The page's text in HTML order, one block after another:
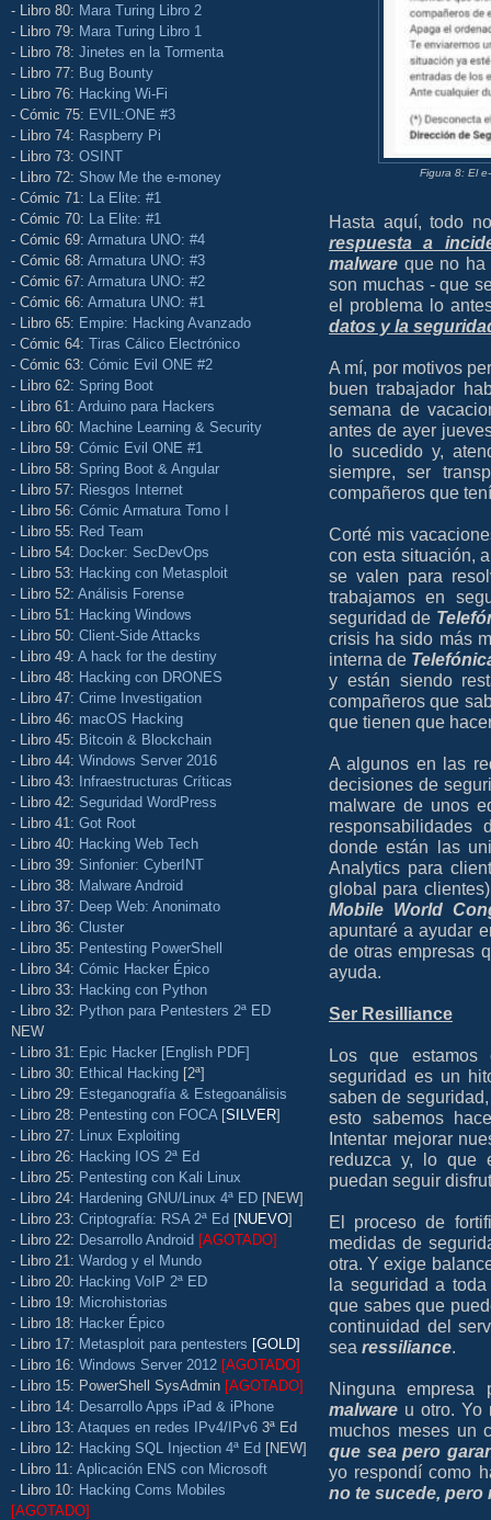
- Libro 80: Mara Turing Libro 2
- Libro 79: Mara Turing Libro 1
- Libro 78: Jinetes en la Tormenta
- Libro 77: Bug Bounty
- Libro 76: Hacking Wi-Fi
- Cómic 75: EVIL:ONE #3
- Libro 74: Raspberry Pi
- Libro 73: OSINT
- Libro 72: Show Me the e-money
- Cómic 71: La Elite: #1
- Cómic 70: La Elite: #1
- Cómic 69: Armatura UNO: #4
- Cómic 68: Armatura UNO: #3
- Cómic 67: Armatura UNO: #2
- Cómic 66: Armatura UNO: #1
- Libro 65: Empire: Hacking Avanzado
- Cómic 64: Tiras Cálico Electrónico
- Cómic 63: Cómic Evil ONE #2
- Libro 62: Spring Boot
- Libro 61: Arduino para Hackers
- Libro 60: Machine Learning & Security
- Libro 59: Cómic Evil ONE #1
- Libro 58: Spring Boot & Angular
- Libro 57: Riesgos Internet
- Libro 56: Cómic Armatura Tomo I
- Libro 55: Red Team
- Libro 54: Docker: SecDevOps
- Libro 53: Hacking con Metasploit
- Libro 52: Análisis Forense
- Libro 51: Hacking Windows
- Libro 50: Client-Side Attacks
- Libro 49: A hack for the destiny
- Libro 48: Hacking con DRONES
- Libro 47: Crime Investigation
- Libro 46: macOS Hacking
- Libro 45: Bitcoin & Blockchain
- Libro 44: Windows Server 2016
- Libro 43: Infraestructuras Críticas
- Libro 42: Seguridad WordPress
- Libro 41: Got Root
- Libro 40: Hacking Web Tech
- Libro 39: Sinfonier: CyberINT
- Libro 38: Malware Android
- Libro 37: Deep Web: Anonimato
- Libro 36: Cluster
- Libro 35: Pentesting PowerShell
- Libro 34: Cómic Hacker Épico
- Libro 33: Hacking con Python
- Libro 32: Python para Pentesters 2ª ED
NEW
- Libro 31: Epic Hacker [English PDF]
- Libro 30: Ethical Hacking [2ª]
- Libro 29: Esteganografía & Estegoanálisis
- Libro 28: Pentesting con FOCA [SILVER]
- Libro 27: Linux Exploiting
- Libro 26: Hacking IOS 2ª Ed
- Libro 25: Pentesting con Kali Linux
- Libro 24: Hardening GNU/Linux 4ª ED [NEW]
- Libro 23: Criptografía: RSA 2ª Ed [NUEVO]
- Libro 22: Desarrollo Android [AGOTADO]
- Libro 21: Wardog y el Mundo
- Libro 20: Hacking VoIP 2ª ED
- Libro 19: Microhistorias
- Libro 18: Hacker Épico
- Libro 17: Metasploit para pentesters [GOLD]
- Libro 16: Windows Server 2012 [AGOTADO]
- Libro 15: PowerShell SysAdmin [AGOTADO]
- Libro 14: Desarrollo Apps iPad & iPhone
- Libro 13: Ataques en redes IPv4/IPv6 3ª Ed
- Libro 12: Hacking SQL Injection 4ª Ed [NEW]
- Libro 11: Aplicación ENS con Microsoft
- Libro 10: Hacking Coms Mobiles
[AGOTADO]
Figura 8: El
Hasta aquí, todo
respuesta a
malware que no ha
son muchas - que
el problema lo
datos y la
A mí, por motivos
buen trabajador
semana de
antes de ayer
lo sucedido y,
siempre, ser
compañeros que
Corté mis
con esta situación,
se valen para
trabajamos en
seguridad de
crisis ha sido más
interna de
y están siendo
compañeros que
que tienen que
A algunos en las
decisiones de
malware de unos
donde están las
Analytics para
global para
Mobile World
apuntaré a ayudar
de otras empresas
ayuda.
Ser Resilliance
Los que
seguridad es un
saben de
esto sabemos
Intentar mejorar
reduzca y, lo que
puedan seguir
El proceso de
medidas de
otra. Y exige
la seguridad a
que sabes que
continuidad del
sea ressiliance.
Ninguna
malware u otro. Yo
muchos meses un
que sea pero
yo respondí como
no te sucede, pero